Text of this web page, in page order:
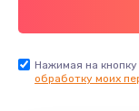
Нажимая на
обработку моих